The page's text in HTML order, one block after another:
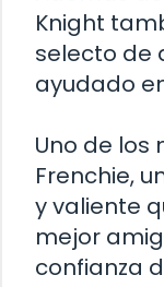
Knight
selecto de
ayudado
Uno de los
Frenchie,
y valiente
mejor
confianza